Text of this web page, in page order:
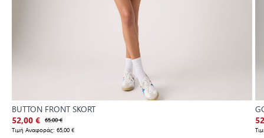
BUTTON FRONT SKORT
52,00 € 65,00 €
Τιμή Αναφοράς: 65,00 €